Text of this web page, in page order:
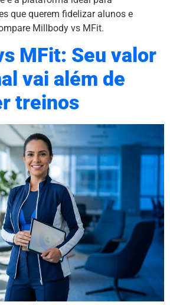
que querem fidelizar alunos e
Millbody vs MFit.
MFit: Seu valor
vai além de
treinos